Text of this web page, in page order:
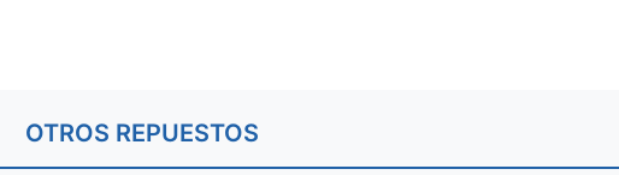
OTROS REPUESTOS